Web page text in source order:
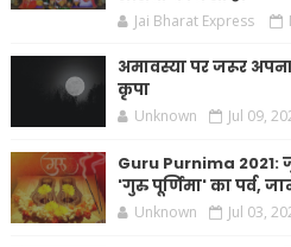
Jai Bharat Express
अमावस्या पर जरूर
कृपा
Unknown Jul 09,
Guru Purnima 2021:
'गुरु पूर्णिमा' का पर्व,
Unknown Jul 03,